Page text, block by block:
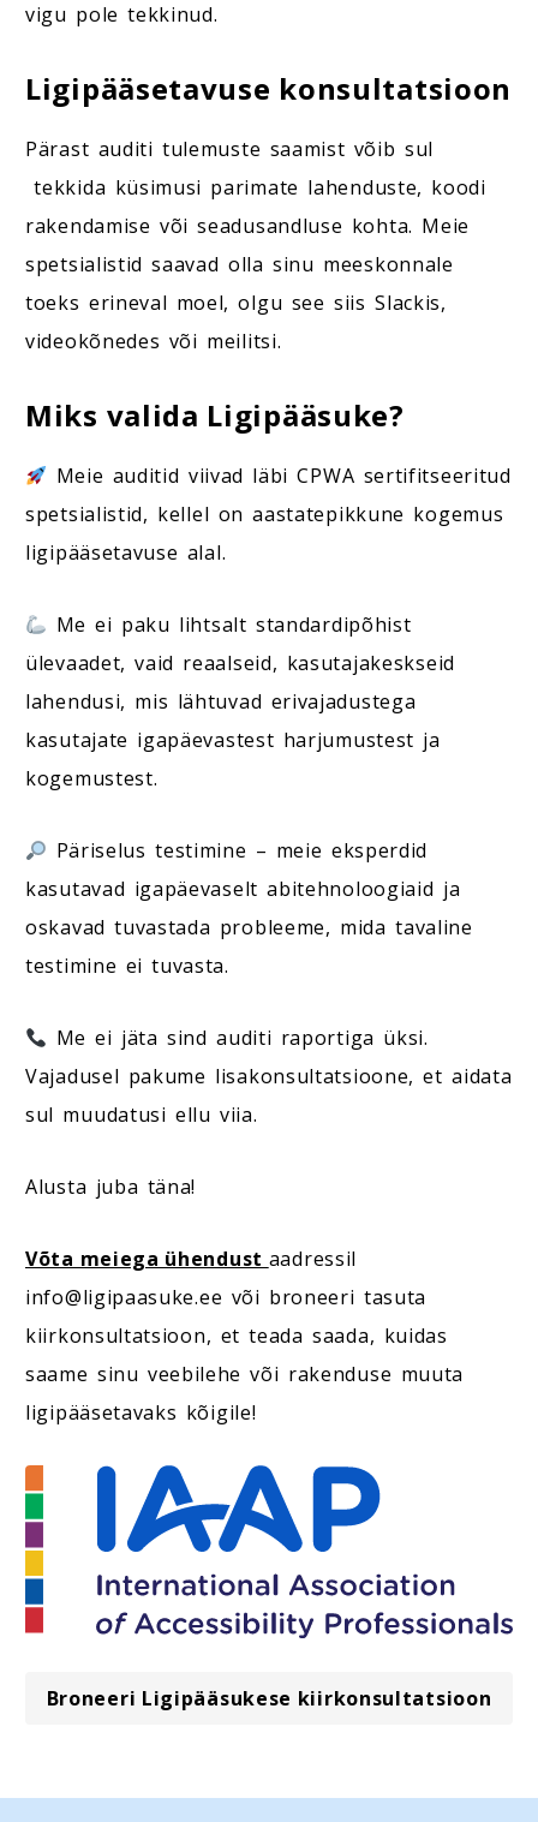
vigu pole tekkinud.
Ligipääsetavuse konsultatsioon
Pärast auditi tulemuste saamist võib sul
tekkida küsimusi parimate lahenduste, koodi
rakendamise või seadusandluse kohta. Meie
spetsialistid saavad olla sinu meeskonnale
toeks erineval moel, olgu see siis Slackis,
videokõnedes või meilitsi.
Miks valida Ligipääsuke?
Meie auditid viivad läbi CPWA sertifitseeritud
spetsialistid, kellel on aastatepikkune kogemus
ligipääsetavuse alal.
Me ei paku lihtsalt standardipõhist
ülevaadet, vaid reaalseid, kasutajakeskseid
lahendusi, mis lähtuvad erivajadustega
kasutajate igapäevastest harjumustest ja
kogemustest.
Päriselus testimine – meie eksperdid
kasutavad igapäevaselt abitehnoloogiaid ja
oskavad tuvastada probleeme, mida tavaline
testimine ei tuvasta.
Me ei jäta sind auditi raportiga üksi.
Vajadusel pakume lisakonsultatsioone, et aidata
sul muudatusi ellu viia.
Alusta juba täna!
Võta meiega ühendust aadressil
info@ligipaasuke.ee või broneeri tasuta
kiirkonsultatsioon, et teada saada, kuidas
saame sinu veebilehe või rakenduse muuta
ligipääsetavaks kõigile!
Broneeri Ligipääsukese kiirkonsultatsioon